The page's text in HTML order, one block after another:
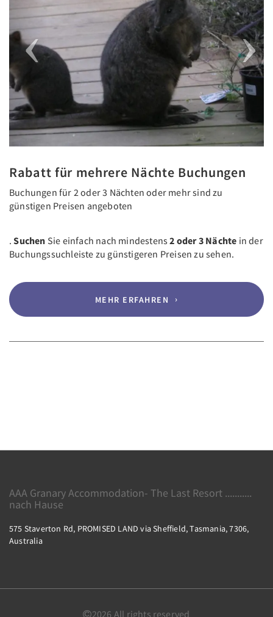
Rabatt für mehrere Nächte Buchungen
Buchungen für 2 oder 3 Nächten oder mehr sind zu
günstigen Preisen angeboten
. Suchen Sie einfach nach mindestens 2 oder 3 Nächte in der
Buchungssuchleiste zu günstigeren Preisen zu sehen.
MEHR ERFAHREN
AAA Granary Accommodation- The Last Resort ...........
nach Hause
575 Staverton Rd, PROMISED LAND via Sheffield, Tasmania, 7306,
Australia
2026 All rights reserved